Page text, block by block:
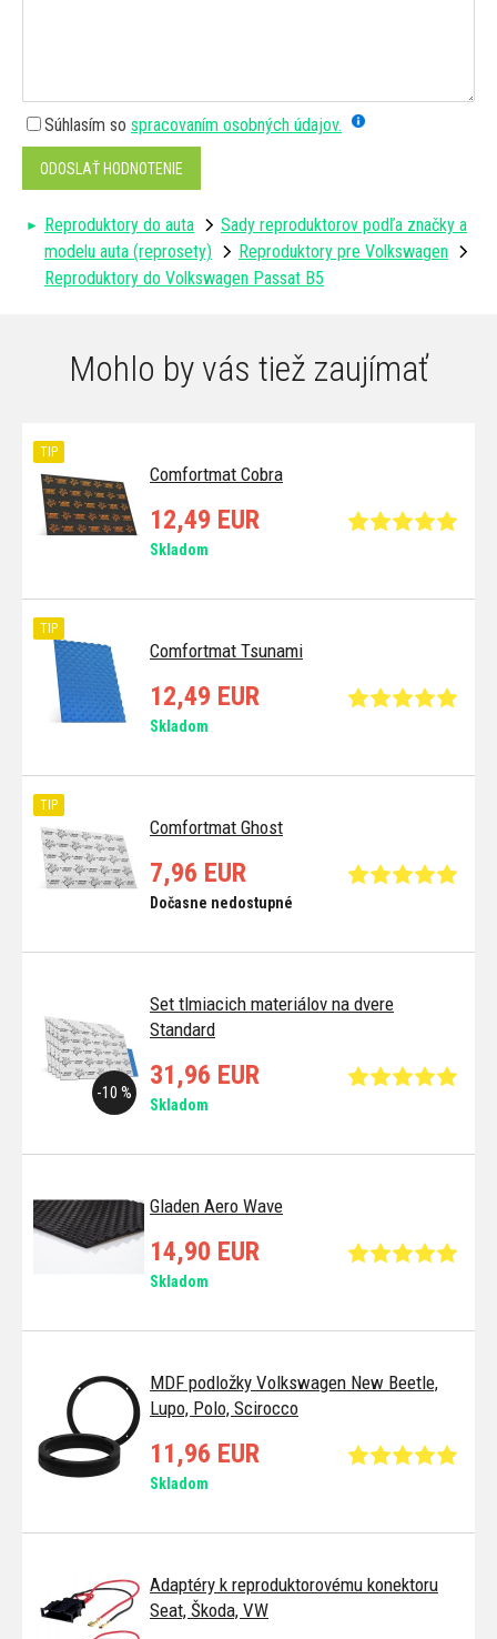
Súhlasím so spracovaním osobných údajov.
ODOSLAŤ HODNOTENIE
Reproduktory do auta
Sady reproduktorov podľa značky a
modelu auta (reprosety)
Reproduktory pre Volkswagen
Reproduktory do Volkswagen Passat B5
Mohlo by vás tiež zaujímať
Comfortmat Cobra
TIP
12,49 EUR
Skladom
Comfortmat Tsunami
TIP
12,49 EUR
Skladom
Comfortmat Ghost
TIP
7,96 EUR
Dočasne nedostupné
Set tlmiacich materiálov na dvere
Standard
-10 %
31,96 EUR
Skladom
Gladen Aero Wave
14,90 EUR
Skladom
MDF podložky Volkswagen New Beetle,
Lupo, Polo, Scirocco
11,96 EUR
Skladom
Adaptéry k reproduktorovému konektoru
Seat, Škoda, VW